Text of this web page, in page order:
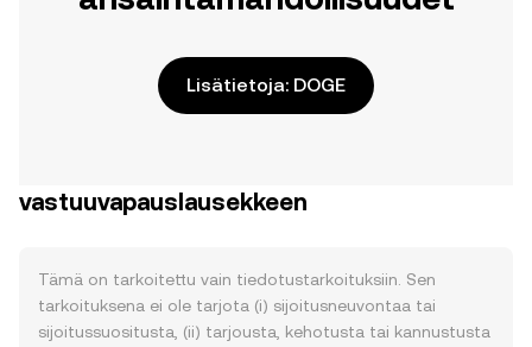
Lisätietoja: DOGE
vastuuvapauslausekkeen
Tämä on tarkoitettu vain tiedotustarkoituksiin. Sen
tarkoituksena ei ole tarjota (i) sijoitusneuvontaa tai
sijoitussuositusta, (ii) tarjousta, kehotusta tai kannustusta